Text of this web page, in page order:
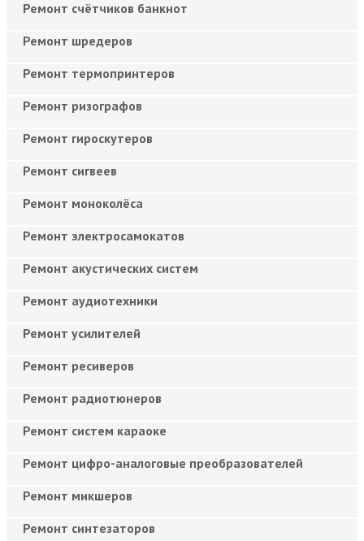
Ремонт счётчиков банкнот
Ремонт шредеров
Ремонт термопринтеров
Ремонт ризографов
Ремонт гироскутеров
Ремонт сигвеев
Ремонт моноколёса
Ремонт электросамокатов
Ремонт акустических систем
Ремонт аудиотехники
Ремонт усилителей
Ремонт ресиверов
Ремонт радиотюнеров
Ремонт систем караоке
Ремонт цифро-аналоговые преобразователей
Ремонт микшеров
Ремонт синтезаторов